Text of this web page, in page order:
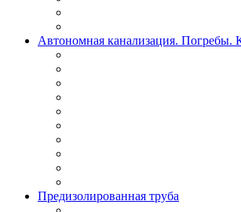
Автономная канализация. Погребы.
Предизолированная труба